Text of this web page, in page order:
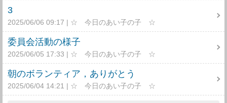
3
2025/06/06 09:17 ☆ 今日のあい子の子 ☆
委員会活動の様子
2025/06/05 17:33 ☆ 今日のあい子の子 ☆
朝のボランティア，ありがとう
2025/06/04 14:21 ☆ 今日のあい子の子 ☆